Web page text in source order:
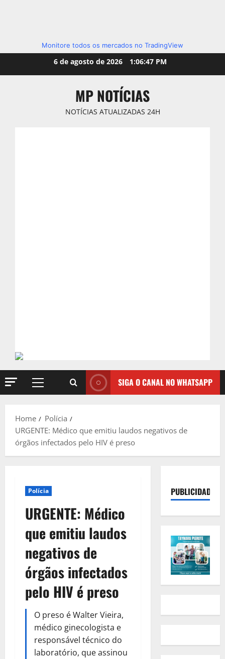
Monitore todos os mercados no TradingView
6 de agosto de 2026 1:06:49 PM
MP NOTÍCIAS
NOTÍCIAS ATUALIZADAS 24H
Primary
SIGA O CANAL NO WHATSAPP
Home
Polícia
URGENTE: Médico que emitiu laudos negativos de
órgãos infectados pelo HIV é preso
Polícia
URGENTE: Médico
que emitiu laudos
negativos de
órgãos infectados
pelo HIV é preso
O preso é Walter Vieira,
médico ginecologista e
responsável técnico do
laboratório, que assinou
PUBLICIDADE